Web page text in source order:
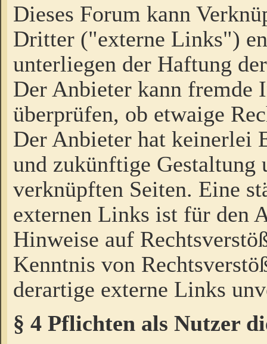
Dieses Forum kann
Dritter ("externe Links")
unterliegen der Haftung
Der Anbieter kann fremde
überprüfen, ob etwaige
Der Anbieter hat keinerlei
und zukünftige Gestaltung
verknüpften Seiten. Eine
externen Links ist für den
Hinweise auf
Kenntnis von
derartige externe Links
§ 4 Pflichten als Nutzer